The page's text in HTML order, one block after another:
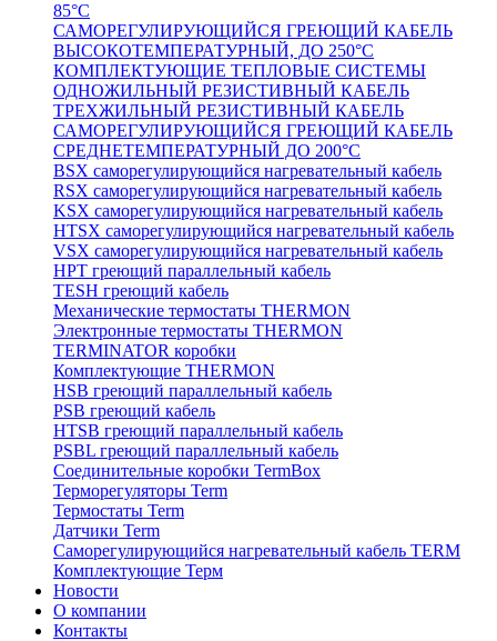
85°С
САМОРЕГУЛИРУЮЩИЙСЯ ГРЕЮЩИЙ КАБЕЛЬ
ВЫСОКОТЕМПЕРАТУРНЫЙ, ДО 250°С
КОМПЛЕКТУЮЩИЕ ТЕПЛОВЫЕ СИСТЕМЫ
ОДНОЖИЛЬНЫЙ РЕЗИСТИВНЫЙ КАБЕЛЬ
ТРЕХЖИЛЬНЫЙ РЕЗИСТИВНЫЙ КАБЕЛЬ
САМОРЕГУЛИРУЮЩИЙСЯ ГРЕЮЩИЙ КАБЕЛЬ
СРЕДНЕТЕМПЕРАТУРНЫЙ ДО 200°С
BSX саморегулирующийся нагревательный кабель
RSX саморегулирующийся нагревательный кабель
KSX саморегулирующийся нагревательный кабель
HTSX саморегулирующийся нагревательный кабель
VSX саморегулирующийся нагревательный кабель
НРТ греющий параллельный кабель
TESH греющий кабель
Механические термостаты THERMON
Электронные термостаты THERMON
TERMINATOR коробки
Комплектующие THERMON
HSB греющий параллельный кабель
PSB греющий кабель
HTSB греющий параллельный кабель
PSBL греющий параллельный кабель
Соединительные коробки TermBox
Терморегуляторы Term
Термостаты Term
Датчики Term
Саморегулирующийся нагревательный кабель TERM
Комплектующие Терм
Новости
О компании
Контакты